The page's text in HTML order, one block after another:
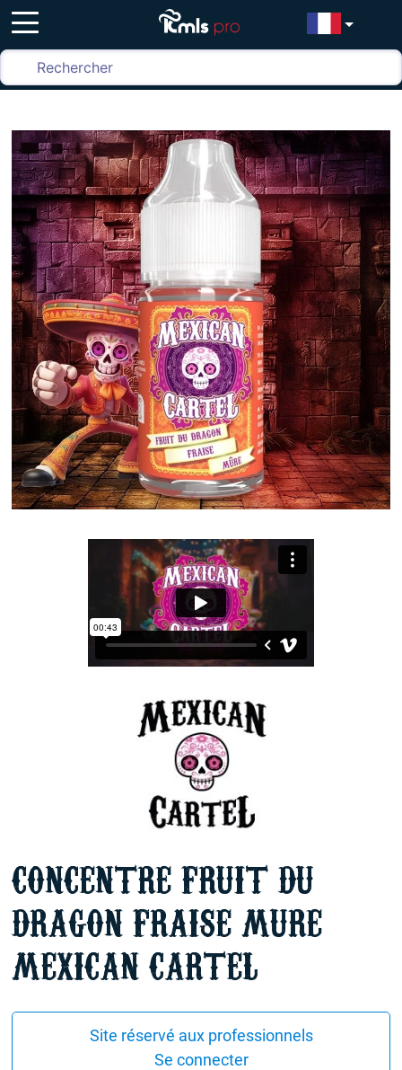
CONCENTRE FRUIT DU
DRAGON FRAISE MURE
MEXICAN CARTEL
Site réservé aux professionnels
Se connecter